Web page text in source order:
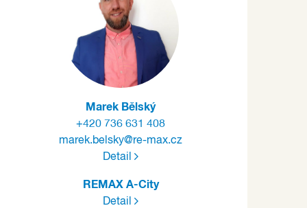
Marek Bělský
+420 736 631 408
marek.belsky@re-max.cz
Detail
REMAX A-City
Detail